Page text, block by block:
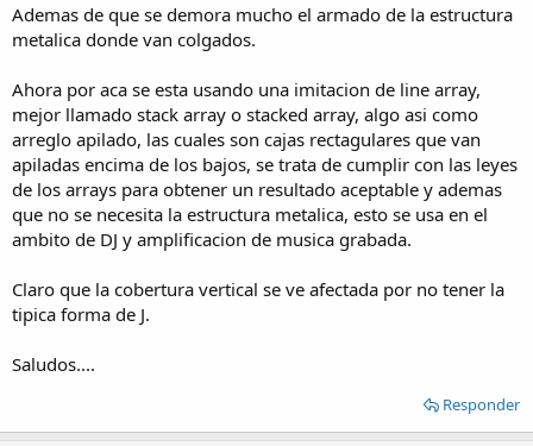
Ademas de que se demora mucho el armado de la estructura
metalica donde van colgados.
Ahora por aca se esta usando una imitacion de line array,
mejor llamado stack array o stacked array, algo asi como
arreglo apilado, las cuales son cajas rectagulares que van
apiladas encima de los bajos, se trata de cumplir con las leyes
de los arrays para obtener un resultado aceptable y ademas
que no se necesita la estructura metalica, esto se usa en el
ambito de DJ y amplificacion de musica grabada.
Claro que la cobertura vertical se ve afectada por no tener la
tipica forma de J.
Saludos....
Responder